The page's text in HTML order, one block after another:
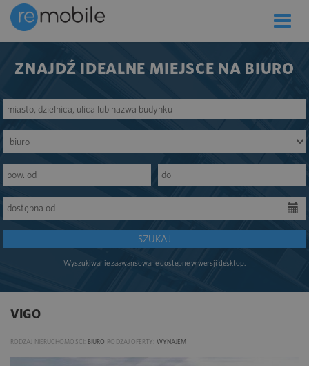
Toggle
ZNAJDŹ IDEALNE MIEJSCE NA BIURO
SZUKAJ
Wyszukiwanie zaawansowane dostępne w wersji desktop.
VIGO
RODZAJ NIERUCHOMOŚCI: BIURO RODZAJ OFERTY: WYNAJEM